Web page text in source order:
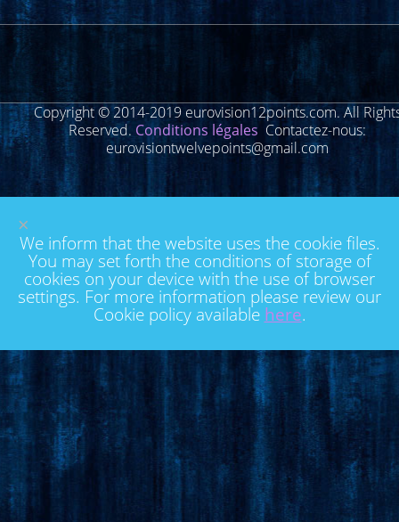
Copyright © 2014-2019 eurovision12points.com. All
Reserved. Conditions légales Contactez-nous:
eurovisiontwelvepoints@gmail.com
×
We inform that the website uses the cookie files.
You may set forth the conditions of storage of
cookies on your device with the use of browser
settings. For more information please review our
Cookie policy available here.